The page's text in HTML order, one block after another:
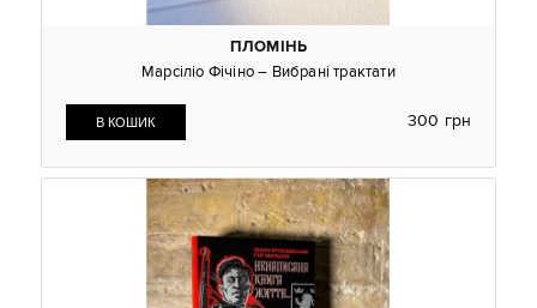
ПЛОМІНЬ
Марсіліо Фічіно – Вибрані трактати
300 грн